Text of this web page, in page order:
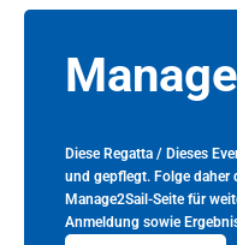
Diese Regatta / Dieses
und gepflegt. Folge daher
Manage2Sail-Seite für
Anmeldung sowie